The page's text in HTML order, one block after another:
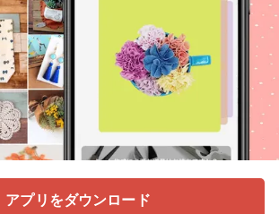
アプリをダウンロード